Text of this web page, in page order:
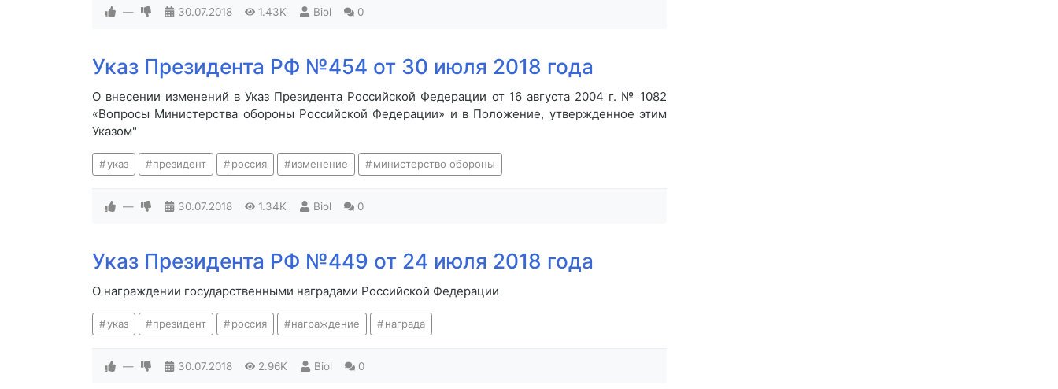
— 30.07.2018 1.43K Biol 0
Указ Президента РФ №454 от 30 июля 2018 года
О внесении изменений в Указ Президента Российской Федерации от 16 августа 2004 г. № 1082
«Вопросы Министерства обороны Российской Федерации» и в Положение, утвержденное этим
Указом"
указ президент россия изменение министерство обороны
— 30.07.2018 1.34K Biol 0
Указ Президента РФ №449 от 24 июля 2018 года
О награждении государственными наградами Российской Федерации
указ президент россия награждение награда
— 30.07.2018 2.96K Biol 0